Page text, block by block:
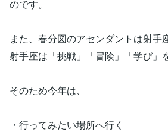
のです。
また、春分図のアセンダントは射手座
射手座は「挑戦」「冒険」「学び」
そのため今年は、
・行ってみたい場所へ行く